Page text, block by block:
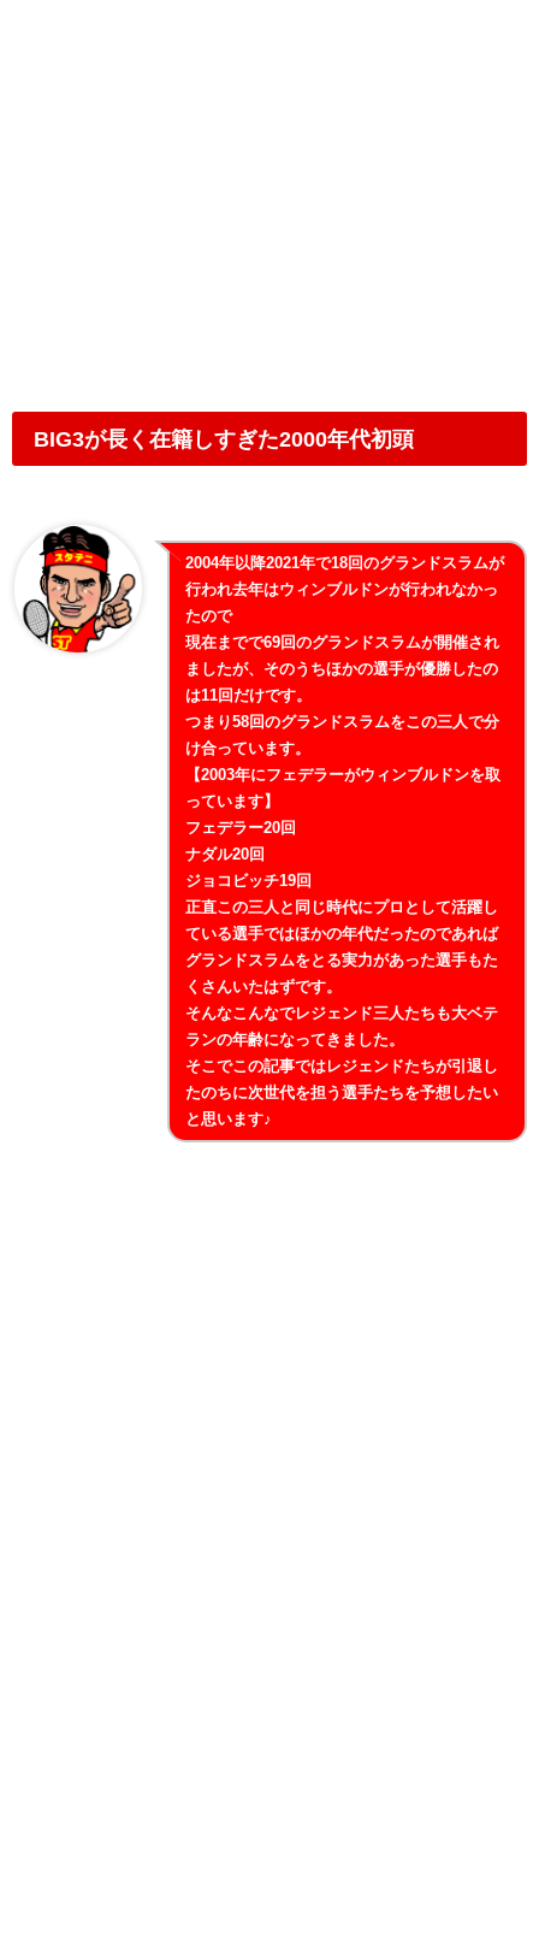
BIG3が長く在籍しすぎた2000年代初頭
2004年以降2021年で18回のグランドスラムが
行われ去年はウィンブルドンが行われなかっ
たので
現在までで69回のグランドスラムが開催され
ましたが、そのうちほかの選手が優勝したの
は11回だけです。
つまり58回のグランドスラムをこの三人で分
け合っています。
【2003年にフェデラーがウィンブルドンを取
っています】
フェデラー20回
ナダル20回
ジョコビッチ19回
正直この三人と同じ時代にプロとして活躍し
ている選手ではほかの年代だったのであれば
グランドスラムをとる実力があった選手もた
くさんいたはずです。
そんなこんなでレジェンド三人たちも大ベテ
ランの年齢になってきました。
そこでこの記事ではレジェンドたちが引退し
たのちに次世代を担う選手たちを予想したい
と思います♪